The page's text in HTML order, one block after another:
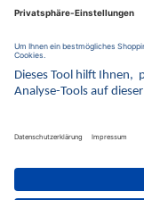
Angebote
Wissenswertes
Kontakt
Wir behalten uns vor, für